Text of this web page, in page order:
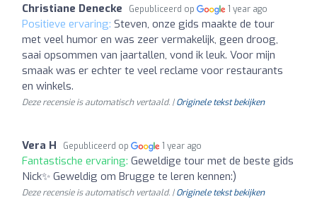
Christiane Denecke Gepubliceerd op 1 year ago
Positieve ervaring: Steven, onze gids maakte de tour
met veel humor en was zeer vermakelijk, geen droog,
saai opsommen van jaartallen, vond ik leuk. Voor mijn
smaak was er echter te veel reclame voor restaurants
en winkels.
Deze recensie is automatisch vertaald. |Originele tekst bekijken
Vera H Gepubliceerd op 1 year ago
Fantastische ervaring: Geweldige tour met de beste gids
Nick✨ Geweldig om Brugge te leren kennen:)
Deze recensie is automatisch vertaald. |Originele tekst bekijken